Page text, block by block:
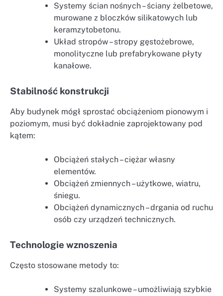
Systemy ścian nośnych – ściany żelbetowe,
murowane z bloczków silikatowych lub
keramzytobetonu.
Układ stropów – stropy gęstożebrowe,
monolityczne lub prefabrykowane płyty
kanałowe.
Stabilność konstrukcji
Aby budynek mógł sprostać obciążeniom pionowym i
poziomym, musi być dokładnie zaprojektowany pod
kątem:
Obciążeń stałych – ciężar własny
elementów.
Obciążeń zmiennych – użytkowe, wiatru,
śniegu.
Obciążeń dynamicznych – drgania od ruchu
osób czy urządzeń technicznych.
Technologie wznoszenia
Często stosowane metody to:
Systemy szalunkowe – umożliwiają szybkie